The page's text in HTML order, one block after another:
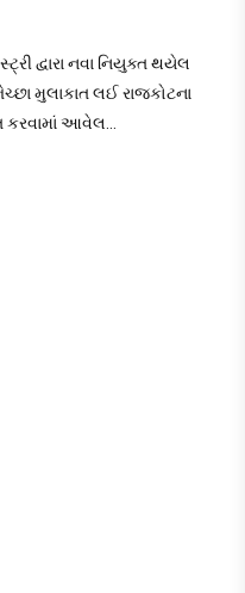
દ્વારા નવા નિયુક્ત થયેલ
મુલાકાત લઈ રાજકોટના
આવેલ…